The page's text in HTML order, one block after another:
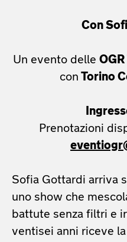
Con
Un evento delle
con Torino
Prenotazioni
Sofia Gottardi arriva
uno show che
battute senza filtri e
ventisei anni riceve